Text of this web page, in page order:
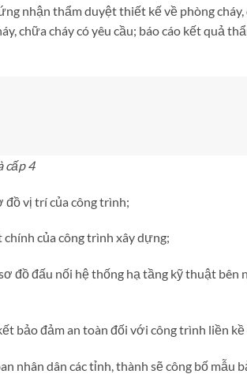
nhận thẩm duyệt thiết kế về phòng
chữa cháy có yêu cầu; báo cáo kết quả
cấp 4
đồ vị trí của công trình;
chính của công trình xây dựng;
đồ đấu nối hệ thống hạ tầng kỹ thuật bên
bảo đảm an toàn đối với công trình liền kề
nhân dân các tỉnh, thành sẽ công bố mẫu